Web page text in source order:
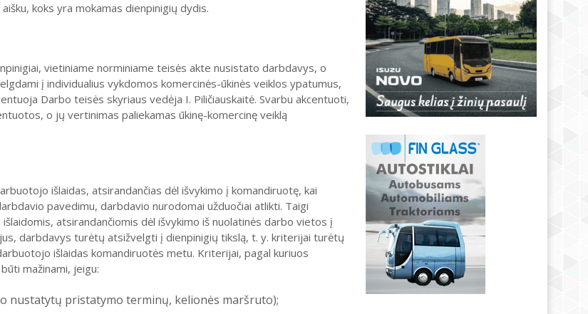
koks yra mokamas dienpinigių dydis.
vietiniame norminiame teisės akte nusistato darbdavys, o
į individualius vykdomos komercinės-ūkinės veiklos ypatumus,
Darbo teisės skyriaus vedėja I. Piličiauskaitė. Svarbu akcentuoti,
o jų vertinimas paliekamas ūkinę-komercinę veiklą
išlaidas, atsirandančias dėl išvykimo į komandiruotę, kai
pavedimu, darbdavio nurodomai užduočiai atlikti. Taigi
atsirandančiomis dėl išvykimo iš nuolatinės darbo vietos į
darbdavys turėtų atsižvelgti į dienpinigių tikslą, t. y. kriterijai turėtų
išlaidas komandiruotės metu. Kriterijai, pagal kuriuos
mažinami, jeigu:
nustatytų pristatymo terminų, kelionės maršruto);